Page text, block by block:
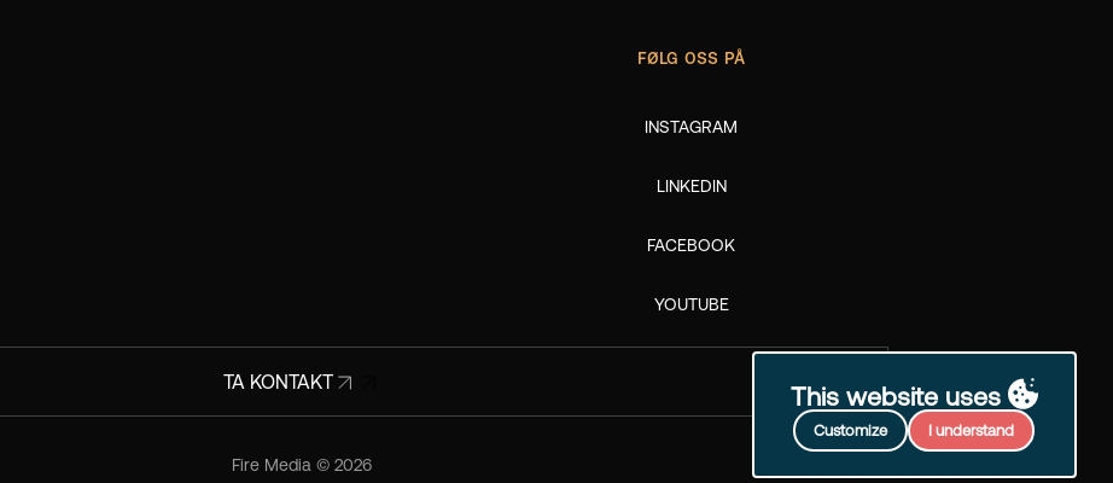
FØLG OSS PÅ
INSTAGRAM
LINKEDIN
FACEBOOK
YOUTUBE
TA KONTAKT
Fire Media © 2026